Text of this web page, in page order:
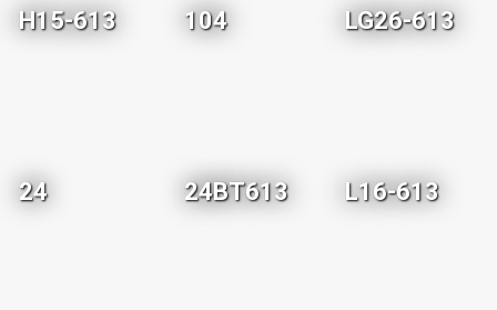
H15-613 104 LG26-613
24 24BT613 L16-613